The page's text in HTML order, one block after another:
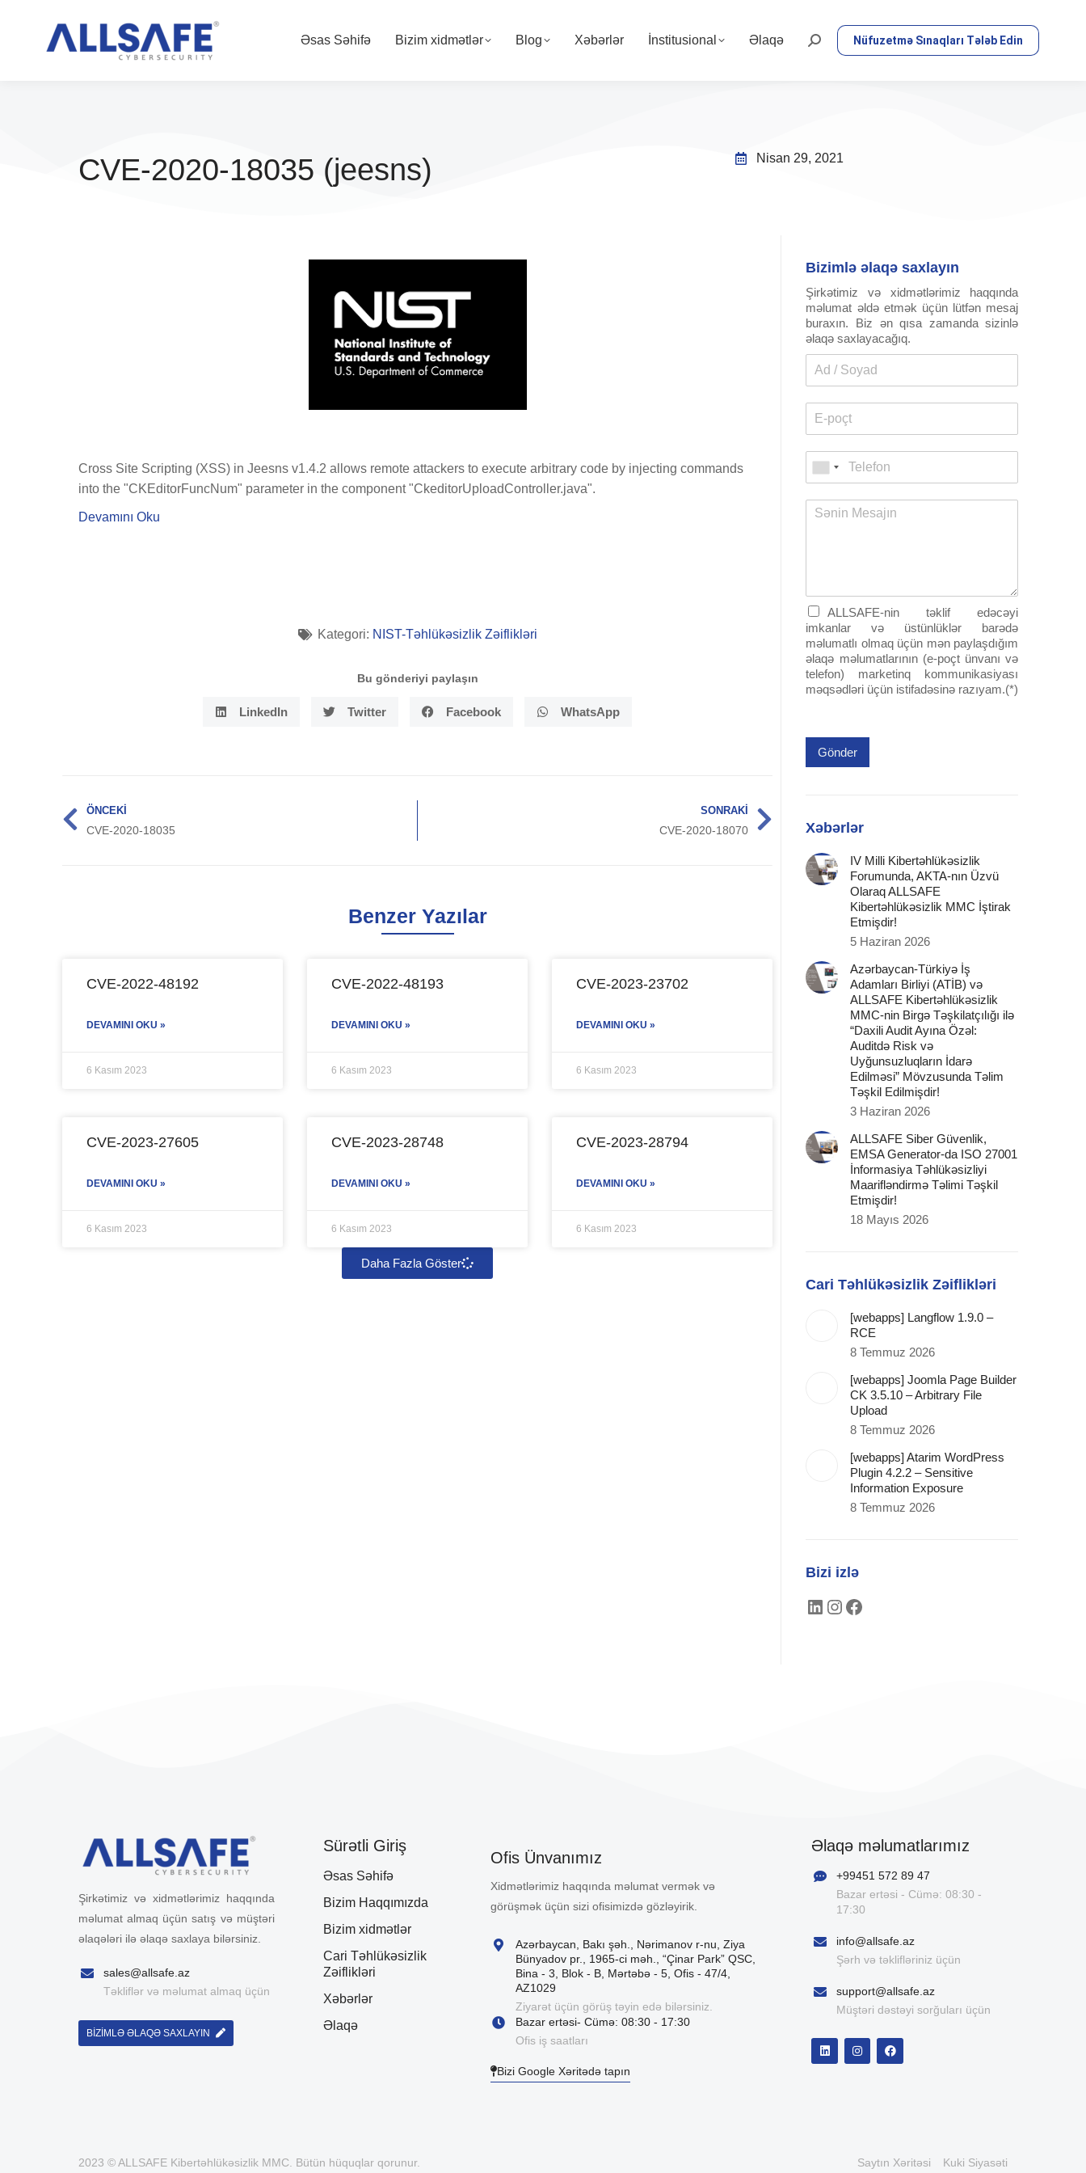
Əsas Səhifə Bizim xidmətlər Blog Xəbərlər İnstitusional Əlaqə Nüfuzetmə Sınaqları Tələb Edin
CVE-2020-18035 (jeesns) Nisan 29, 2021
Cross Site Scripting (XSS) in Jeesns v1.4.2 allows remote attackers to execute arbitrary code by injecting commands
into the "CKEditorFuncNum" parameter in the component "CkeditorUploadController.java".
Devamını Oku
Kategori: NIST-Təhlükəsizlik Zəiflikləri
Bu gönderiyi paylaşın
LinkedIn Twitter Facebook WhatsApp
ÖNCEKI
CVE-2020-18035
SONRAKI
CVE-2020-18070
Benzer Yazılar
CVE-2022-48192
DEVAMINI OKU »
6 Kasım 2023
CVE-2022-48193
DEVAMINI OKU »
6 Kasım 2023
CVE-2023-23702
DEVAMINI OKU »
6 Kasım 2023
CVE-2023-27605
DEVAMINI OKU »
6 Kasım 2023
CVE-2023-28748
DEVAMINI OKU »
6 Kasım 2023
CVE-2023-28794
DEVAMINI OKU »
6 Kasım 2023
Daha Fazla Göster
Bizimlə əlaqə saxlayın
Şirkətimiz və xidmətlərimiz haqqında
məlumat əldə etmək üçün lütfən mesaj
buraxın. Biz ən qısa zamanda sizinlə
əlaqə saxlayacağıq.
ALLSAFE-nin təklif edəcəyi
imkanlar və üstünlüklər barədə
məlumatlı olmaq üçün mən paylaşdığım
əlaqə məlumatlarının (e-poçt ünvanı və
telefon) marketinq kommunikasiyası
məqsədləri üçün istifadəsinə razıyam.(*)
Gönder
Xəbərlər
IV Milli Kibertəhlükəsizlik
Forumunda, AKTA-nın Üzvü
Olaraq ALLSAFE
Kibertəhlükəsizlik MMC İştirak
Etmişdir!
5 Haziran 2026
Azərbaycan-Türkiyə İş
Adamları Birliyi (ATİB) və
ALLSAFE Kibertəhlükəsizlik
MMC-nin Birgə Təşkilatçılığı ilə
“Daxili Audit Ayına Özəl:
Auditdə Risk və
Uyğunsuzluqların İdarə
Edilməsi” Mövzusunda Təlim
Təşkil Edilmişdir!
3 Haziran 2026
ALLSAFE Siber Güvenlik,
EMSA Generator-da ISO 27001
İnformasiya Təhlükəsizliyi
Maarifləndirmə Təlimi Təşkil
Etmişdir!
18 Mayıs 2026
Cari Təhlükəsizlik Zəiflikləri
[webapps] Langflow 1.9.0 –
RCE
8 Temmuz 2026
[webapps] Joomla Page Builder
CK 3.5.10 – Arbitrary File
Upload
8 Temmuz 2026
[webapps] Atarim WordPress
Plugin 4.2.2 – Sensitive
Information Exposure
8 Temmuz 2026
Bizi izlə
Şirkətimiz və xidmətlərimiz haqqında
məlumat almaq üçün satış və müştəri
əlaqələri ilə əlaqə saxlaya bilərsiniz.
sales@allsafe.az
Təkliflər və məlumat almaq üçün
BİZİMLƏ ƏLAQƏ SAXLAYIN
Sürətli Giriş
Əsas Səhifə
Bizim Haqqımızda
Bizim xidmətlər
Cari Təhlükəsizlik
Zəiflikləri
Xəbərlər
Əlaqə
Ofis Ünvanımız
Xidmətlərimiz haqqında məlumat vermək və
görüşmək üçün sizi ofisimizdə gözləyirik.
Azərbaycan, Bakı şəh., Nərimanov r-nu, Ziya
Bünyadov pr., 1965-ci məh., “Çinar Park” QSC,
Bina - 3, Blok - B, Mərtəbə - 5, Ofis - 47/4,
AZ1029
Ziyarət üçün görüş təyin edə bilərsiniz.
Bazar ertəsi- Cümə: 08:30 - 17:30
Ofis iş saatları
Bizi Google Xəritədə tapın
Əlaqə məlumatlarımız
+99451 572 89 47
Bazar ertəsi - Cümə: 08:30 -
17:30
info@allsafe.az
Şərh və təklifləriniz üçün
support@allsafe.az
Müştəri dəstəyi sorğuları üçün
2023 © ALLSAFE Kibertəhlükəsizlik MMC. Bütün hüquqlar qorunur. Saytın Xəritəsi Kuki Siyasəti